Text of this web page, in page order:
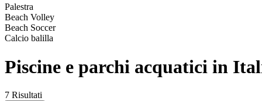
Palestra
Beach Volley
Beach Soccer
Calcio balilla
Piscine e parchi acquatici in
7 Risultati